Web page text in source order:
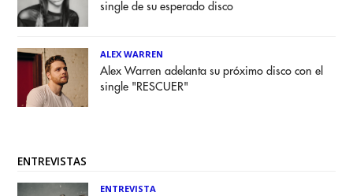
single de su esperado disco
ALEX WARREN
Alex Warren adelanta su próximo disco con el
single "RESCUER"
ENTREVISTAS
ENTREVISTA